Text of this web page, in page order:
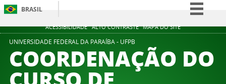
ACESSIBILIDADE ALTO CONTRASTE MAPA DO SITE
BRASIL
Simplifique!
Participe
Acesso à informação
UNIVERSIDADE FEDERAL DA PARAÍBA - UFPB
COORDENAÇÃO DO